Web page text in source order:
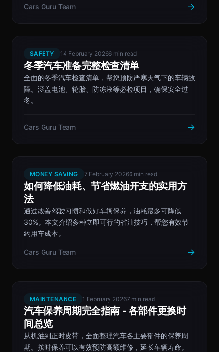
Cars Guru Team →
SAFETY 14 February 20266 min read
冬季汽车准备完整检查清单
全面的冬季汽车检查清单，帮您预防严寒天气下的车辆故
障。涵盖电池、轮胎、防冻液等必检项目，确保安全过
冬。
Cars Guru Team →
MONEY SAVING 7 February 20266 min read
如何降低油耗、节省燃油开支的实用方
法
通过改善驾驶习惯和做好车辆保养，油耗最多可降低
30%。本文介绍多种立即可行的省油技巧，帮您有效节
约用车成本。
Cars Guru Team →
MAINTENANCE 1 February 20267 min read
汽车保养周期完全指南 - 各部件更换时
间总览
从机油到正时皮带，全面整理汽车各主要部件的保养周
期。按时保养可以有效预防高额维修，延长车辆寿命。